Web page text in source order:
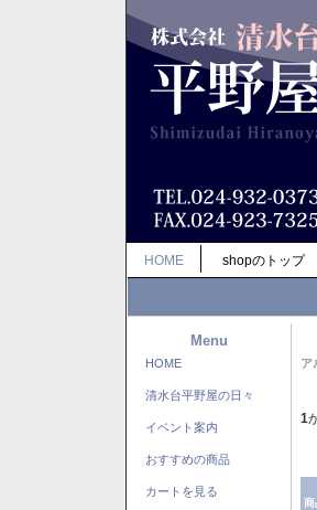
HOME shopのトップ
Menu
HOME
清水台平野屋の日々
イベント案内
おすすめの商品
カートを見る
ア
1
商